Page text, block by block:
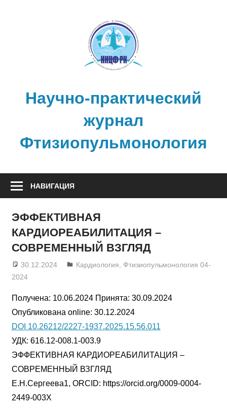
Научно-практический
журнал
Фтизиопульмонология
НАВИГАЦИЯ
ЭФФЕКТИВНАЯ
КАРДИОРЕАБИЛИТАЦИЯ –
СОВРЕМЕННЫЙ ВЗГЛЯД
30.12.2024 admin
Кардиология
Фтизиопульмонология 04-
2024
Получена: 10.06.2024 Принята: 30.09.2024
Опубликована online: 30.12.2024
DOI 10.26212/2227-1937.2025.15.56.011
УДК: 616.12-008.1-003.9
ЭФФЕКТИВНАЯ КАРДИОРЕАБИЛИТАЦИЯ –
СОВРЕМЕННЫЙ ВЗГЛЯД
Е.Н.Сергеева1, ORCID: https://orcid.org/0009-0004-
2449-003X